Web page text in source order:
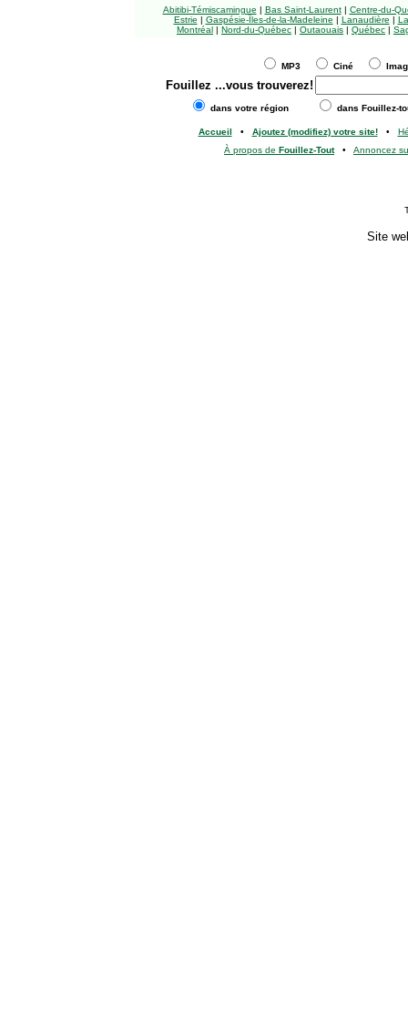
Abitibi-Témiscamingue | Bas Saint-Laurent| Centre-du-
Estrie | Gaspésie-Îles-de-la-Madeleine | Lanaudière |
Montréal | Nord-du-Québec | Outaouais | Québec |
MP3 Ciné
Fouillez ...vous trouverez!
dans votre région dans Fouillez-
Accueil • Ajoutez (modifiez) votre site!•
À propos de Fouillez-Tout• Annoncez
Site